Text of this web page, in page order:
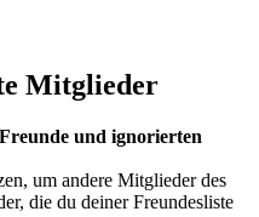
Mitglieder
und ignorierten
um andere Mitglieder des
die du deiner Freundesliste